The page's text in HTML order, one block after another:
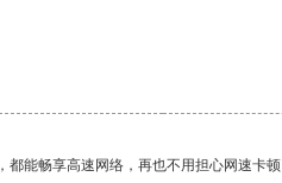
能畅享高速网络，再也不用担心网速卡顿